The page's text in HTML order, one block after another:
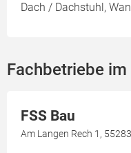
Dach / Dachstuhl,
Fachbetriebe
FSS Bau
Am Langen Rech 1,